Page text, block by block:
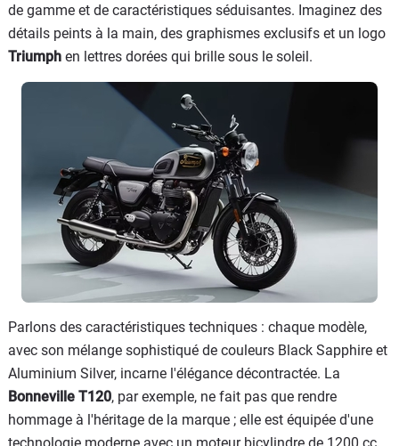
de gamme et de caractéristiques séduisantes. Imaginez des
détails peints à la main, des graphismes exclusifs et un logo
Triumph en lettres dorées qui brille sous le soleil.
Parlons des caractéristiques techniques : chaque modèle,
avec son mélange sophistiqué de couleurs Black Sapphire et
Aluminium Silver, incarne l'élégance décontractée. La
Bonneville T120, par exemple, ne fait pas que rendre
hommage à l'héritage de la marque ; elle est équipée d'une
technologie moderne avec un moteur bicylindre de 1200 cc,